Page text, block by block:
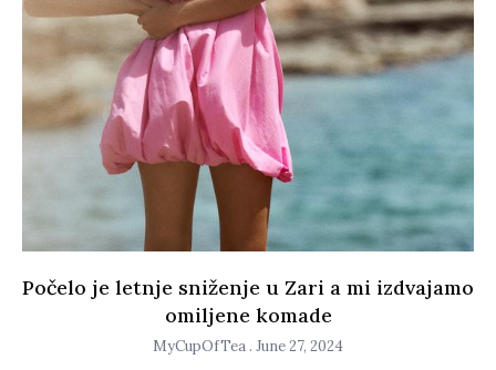
Počelo je letnje sniženje u Zari a mi izdvajamo
omiljene komade
MyCupOfTea June 27, 2024